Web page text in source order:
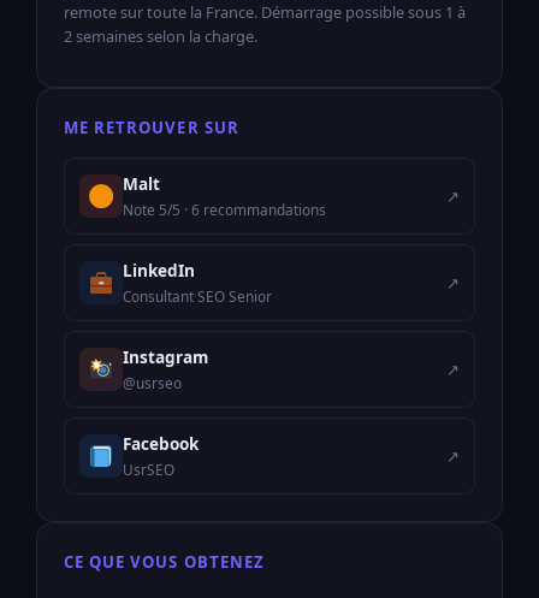
remote sur toute la France. Démarrage possible sous 1 à
2 semaines selon la charge.
ME RETROUVER SUR
Malt
Note 5/5 · 6 recommandations
↗
LinkedIn
Consultant SEO Senior
↗
Instagram
@usrseo
↗
Facebook
UsrSEO
↗
CE QUE VOUS OBTENEZ